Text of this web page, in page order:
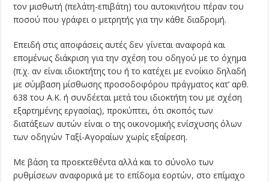
τον μισθωτή (πελάτη-επιβάτη) του αυτοκινήτου πέραν του
ποσού που γράφει ο μετρητής για την κάθε διαδρομή.
Επειδή στις αποφάσεις αυτές δεν γίνεται αναφορά και
επομένως διάκριση για την σχέση του οδηγού με το όχημα
(π.χ. αν είναι ιδιοκτήτης του ή το κατέχει με ενοίκιο δηλαδή
με σύμβαση μίσθωσης προσοδοφόρου πράγματος κατ’ αρθ.
638 του Α.Κ. ή συνδέεται μετά του ιδιοκτήτη του με σχέση
εξαρτημένης εργασίας), προκύπτει, ότι σκοπός των
διατάξεων αυτών είναι ο της οικονομικής ενίσχυσης όλων
των οδηγών Ταξί-Αγοραίων χωρίς εξαίρεση.
Με βάση τα προεκτεθέντα αλλά και το σύνολο των
ρυθμίσεων αναφορικά με το επίδομα εορτών, στο επίμαχο